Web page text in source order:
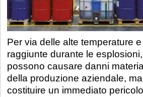
Per via delle alte temperature
raggiunte durante le
possono causare danni
della produzione aziendale,
costituire un immediato